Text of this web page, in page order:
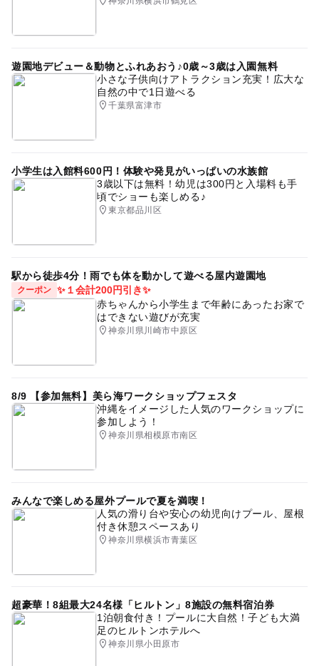
遊園地デビュー＆動物とふれあおう♪0歳～3歳は入園無料
小さな子供向けアトラクション充実！広大な
自然の中で1日遊べる
千葉県富津市
小学生は入館料600円！体験や発見がいっぱいの水族館
3歳以下は無料！幼児は300円と入場料も手
頃でショーも楽しめる♪
東京都品川区
駅から徒歩4分！雨でも体を動かして遊べる屋内遊園地
クーポン ✨１会計200円引き✨
赤ちゃんから小学生まで年齢にあったお家で
はできない遊びが充実
神奈川県川崎市中原区
8/9 【参加無料】美ら海ワークショップフェスタ
沖縄をイメージした人気のワークショップに
参加しよう！
神奈川県相模原市南区
みんなで楽しめる屋外プールで夏を満喫！
人気の滑り台や安心の幼児向けプール、屋根
付き休憩スペースあり
神奈川県横浜市青葉区
超豪華！8組最大24名様「ヒルトン」8施設の無料宿泊券
1泊朝食付き！プールに大自然！子ども大満
足のヒルトンホテルへ
神奈川県小田原市